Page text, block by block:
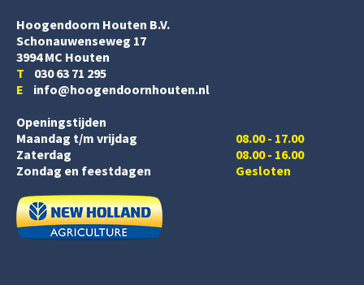
Hoogendoorn Houten B.V.
Schonauwenseweg 17
3994 MC Houten
T 030 63 71 295
E info@hoogendoornhouten.nl
Openingstijden
Maandag t/m vrijdag
Zaterdag
08.00 - 17.00
08.00 - 16.00
Zondag en feestdagen
Gesloten